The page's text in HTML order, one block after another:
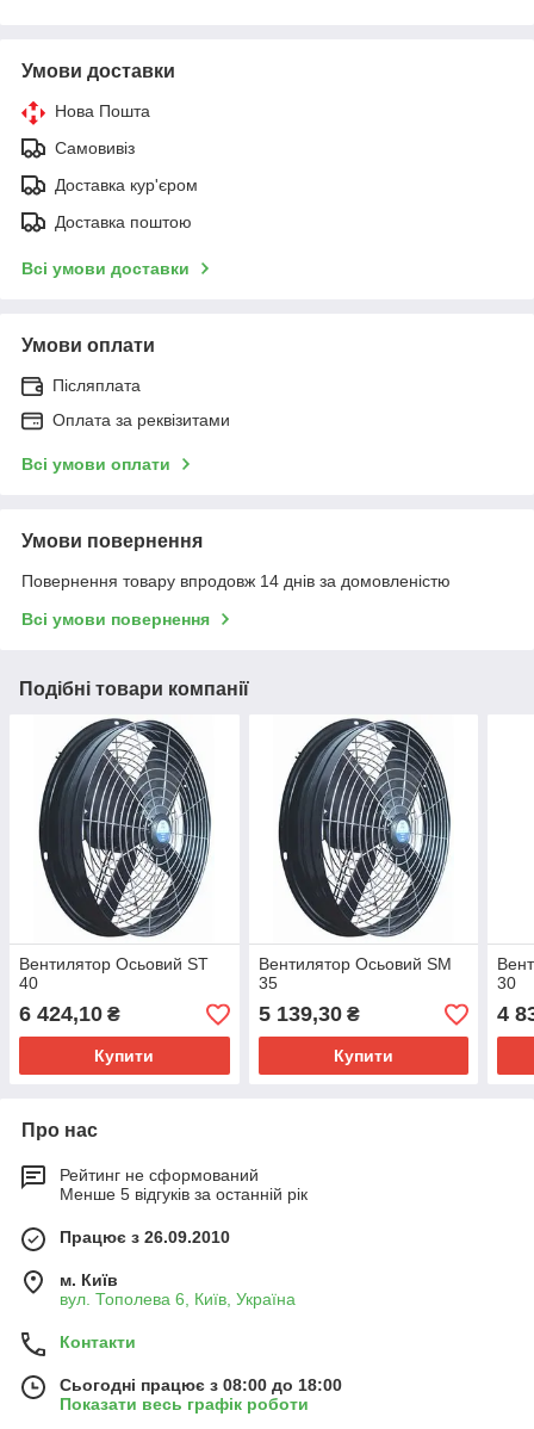
Умови доставки
Нова Пошта
Самовивіз
Доставка кур'єром
Доставка поштою
Всі умови доставки
Умови оплати
Післяплата
Оплата за реквізитами
Всі умови оплати
Умови повернення
Повернення товару впродовж 14 днів за домовленістю
Всі умови повернення
Подібні товари компанії
Вентилятор Осьовий ST
40
6 424,10 ₴
Купити
Вентилятор Осьовий SM
35
5 139,30₴
Купити
30
4
Про нас
Рейтинг не сформований
Менше 5 відгуків за останній рік
Працює з 26.09.2010
м. Київ
вул. Тополева 6, Київ, Україна
Контакти
Сьогодні працює з 08:00 до 18:00
Показати весь графік роботи